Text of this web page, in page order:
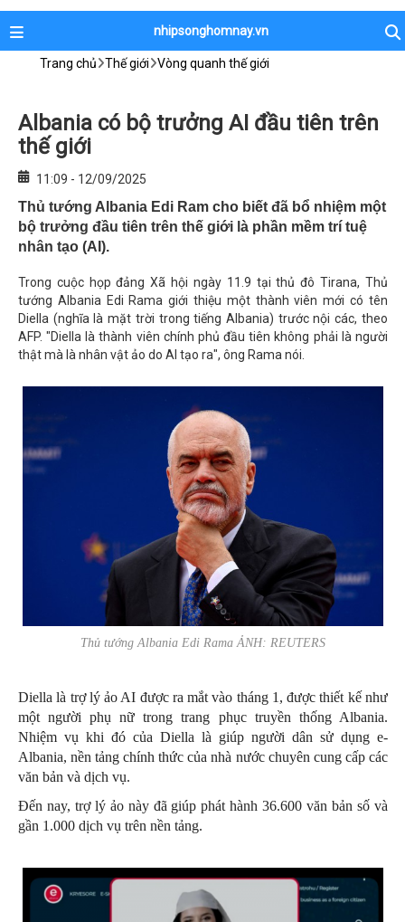
nhipsonghomnay.vn
Trang chủ Thế giới Vòng quanh thế giới
Albania có bộ trưởng AI đầu tiên trên
thế giới
11:09 - 12/09/2025
Thủ tướng Albania Edi Ram cho biết đã bổ nhiệm một
bộ trưởng đầu tiên trên thế giới là phần mềm trí tuệ
nhân tạo (AI).
Trong cuộc họp đảng Xã hội ngày 11.9 tại thủ đô Tirana, Thủ
tướng Albania Edi Rama giới thiệu một thành viên mới có tên
Diella (nghĩa là mặt trời trong tiếng Albania) trước nội các, theo
AFP. "Diella là thành viên chính phủ đầu tiên không phải là người
thật mà là nhân vật ảo do AI tạo ra", ông Rama nói.
Thủ tướng Albania Edi Rama ẢNH: REUTERS
Diella là trợ lý ảo AI được ra mắt vào tháng 1, được thiết kế như
một người phụ nữ trong trang phục truyền thống Albania.
Nhiệm vụ khi đó của Diella là giúp người dân sử dụng e-
Albania, nền tảng chính thức của nhà nước chuyên cung cấp các
văn bản và dịch vụ.
Đến nay, trợ lý ảo này đã giúp phát hành 36.600 văn bản số và
gần 1.000 dịch vụ trên nền tảng.